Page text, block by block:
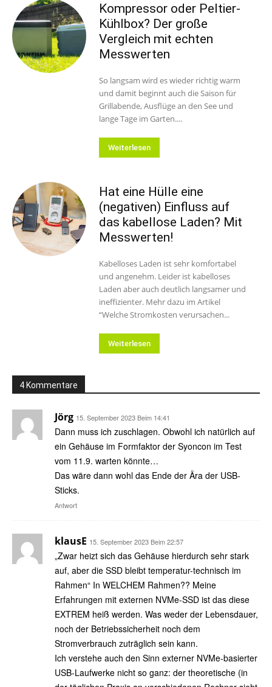
Kompressor oder Peltier-
Kühlbox? Der große
Vergleich mit echten
Messwerten
So langsam wird es wieder richtig warm
und damit beginnt auch die Saison für
Grillabende, Ausflüge an den See und
lange Tage im Garten....
Weiterlesen
Hat eine Hülle eine
(negativen) Einfluss auf
das kabellose Laden? Mit
Messwerten!
Kabelloses Laden ist sehr komfortabel
und angenehm. Leider ist kabelloses
Laden aber auch deutlich langsamer und
ineffizienter. Mehr dazu im Artikel
“Welche Stromkosten verursachen...
Weiterlesen
4 Kommentare
Jörg 15. September 2023 Beim 14:41
Dann muss ich zuschlagen. Obwohl ich natürlich auf
ein Gehäuse im Formfaktor der Syoncon im Test
vom 11.9. warten könnte…
Das wäre dann wohl das Ende der Ära der USB-
Sticks.
Antwort
klausE 15. September 2023 Beim 22:57
„Zwar heizt sich das Gehäuse hierdurch sehr stark
auf, aber die SSD bleibt temperatur-technisch im
Rahmen“ In WELCHEM Rahmen?? Meine
Erfahrungen mit externen NVMe-SSD ist das diese
EXTREM heiß werden. Was weder der Lebensdauer,
noch der Betriebssicherheit noch dem
Stromverbrauch zuträglich sein kann.
Ich verstehe auch den Sinn externer NVMe-basierter
USB-Laufwerke nicht so ganz: der theoretische (in